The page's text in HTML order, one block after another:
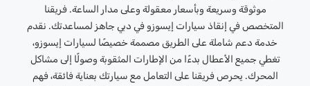
موثوقة وسريعة وبأسعار معقولة وعلى مدار الساعة. فريقنا
المتخصص في إنقاذ سيارات إيسوزو في دبي جاهز لمساعدتك. نقدم
خدمة دعم شاملة على الطريق مصممة خصيصًا لسيارات إيسوزو،
تغطي جميع الأعطال بدءًا من الإطارات المثقوبة وصولًا إلى مشاكل
المحرك. يحرص فريقنا على التعامل مع سيارتك بعناية فائقة، فهم